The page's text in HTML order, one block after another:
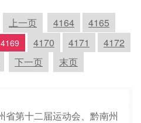
上一页 4164
4165
4169 4170 4171
4172
下一页 末页